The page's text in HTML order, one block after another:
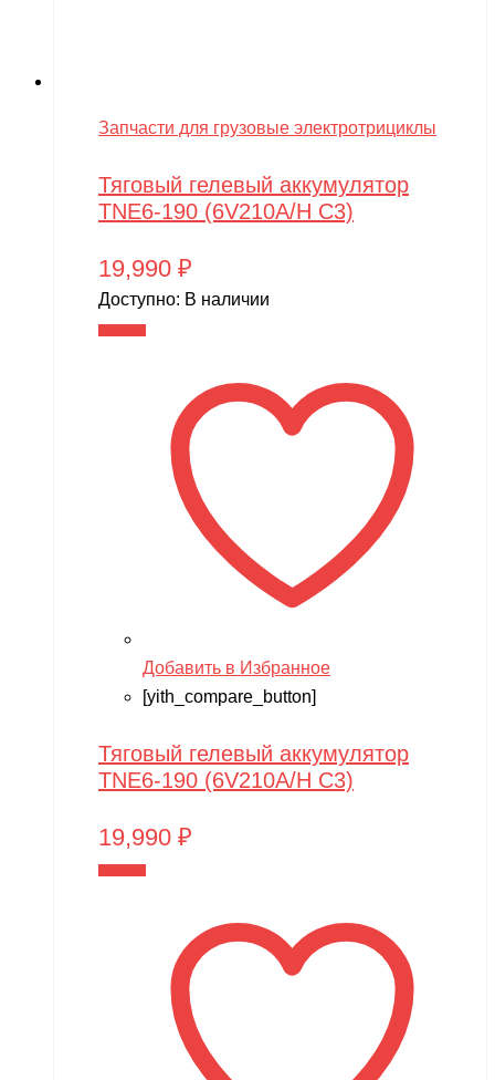
Запчасти для грузовые электротрициклы
Тяговый гелевый аккумулятор
TNE6-190 (6V210A/H C3)
19,990 ₽
Доступно: В наличии
Добавить в Избранное
[yith_compare_button]
Тяговый гелевый аккумулятор
TNE6-190 (6V210A/H C3)
19,990 ₽